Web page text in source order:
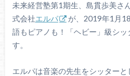
未来経営塾第1期生、島貫歩美さ
式会社エルパ
が、2019年1月
語もピアノも！「ヘビー」級シッ
す。
エルパは音楽の先生をシッター